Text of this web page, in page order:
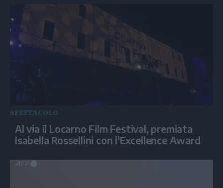
SPETTACOLO
Al via il Locarno Film Festival, premiata
Isabella Rossellini con l'Excellence Award